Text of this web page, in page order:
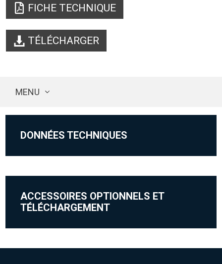
FICHE TECHNIQUE
TÉLÉCHARGER
MENU
DONNÉES TECHNIQUES
ACCESSOIRES OPTIONNELS ET
TÉLÉCHARGEMENT